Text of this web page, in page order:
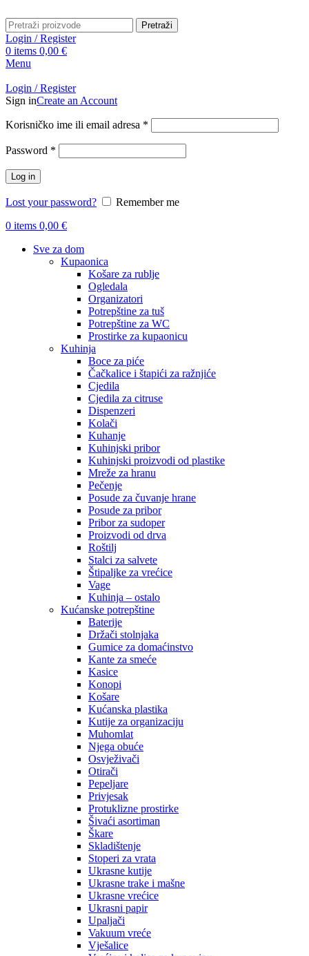
Pretraži
Login / Register
0 items 0,00 €
Menu
Login / Register
Sign inCreate an Account
Korisničko ime ili email adresa *
Password *
Log in
Lost your password?
Remember me
0 items 0,00 €
Sve za dom
Kupaonica
Košare za rublje
Ogledala
Organizatori
Potrepštine za tuš
Potrepštine za WC
Prostirke za kupaonicu
Kuhinja
Boce za piće
Čačkalice i štapići za ražnjiće
Cjedila
Cjedila za citruse
Dispenzeri
Kolači
Kuhanje
Kuhinjski pribor
Kuhinjski proizvodi od plastike
Mreže za hranu
Pečenje
Posude za čuvanje hrane
Posude za pribor
Pribor za sudoper
Proizvodi od drva
Roštilj
Stalci za salvete
Štipaljke za vrećice
Vage
Kuhinja – ostalo
Kućanske potrepštine
Baterije
Držači stolnjaka
Gumice za domaćinstvo
Kante za smeće
Kasice
Konopi
Košare
Kućanska plastika
Kutije za organizaciju
Muhomlat
Njega obuće
Osvježivači
Otirači
Pepeljare
Privjesak
Protuklizne prostirke
Šivaći asortiman
Škare
Skladištenje
Stoperi za vrata
Ukrasne kutije
Ukrasne trake i mašne
Ukrasne vrećice
Ukrasni papir
Upaljači
Vakuum vreće
Vješalice